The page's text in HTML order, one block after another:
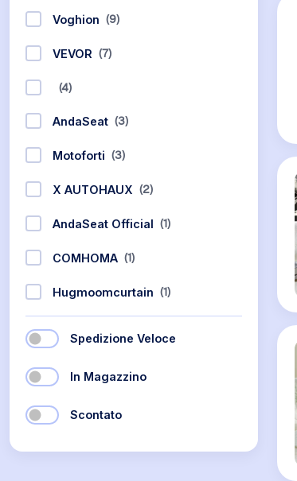
Voghion (9)
VEVOR (7)
(4)
AndaSeat (3)
Motoforti (3)
X AUTOHAUX (2)
AndaSeat Official (1)
COMHOMA (1)
Hugmoomcurtain (1)
Spedizione Veloce
In Magazzino
Scontato